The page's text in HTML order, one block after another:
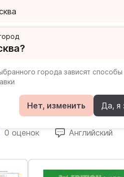
города зависят способы
Нет, изменить Да, я
Каталог
English
0 оценок Английский